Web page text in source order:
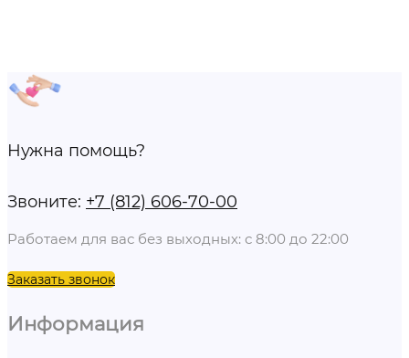
Нужна помощь?
Звоните: +7 (812) 606-70-00
Работаем для вас без выходных: с 8:00 до 22:00
Заказать звонок
Информация